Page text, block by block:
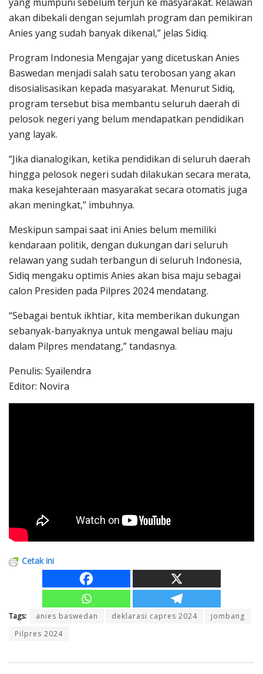
akan dibekali dengan sejumlah program dan pemikiran
Anies yang sudah banyak dikenal,” jelas Sidiq.
Program Indonesia Mengajar yang dicetuskan Anies
Baswedan menjadi salah satu terobosan yang akan
disosialisasikan kepada masyarakat. Menurut Sidiq,
program tersebut bisa membantu seluruh daerah di
pelosok negeri yang belum mendapatkan pendidikan
yang layak.
“Jika dianalogikan, ketika pendidikan di seluruh daerah
hingga pelosok negeri sudah dilakukan secara merata,
maka kesejahteraan masyarakat secara otomatis juga
akan meningkat,” imbuhnya.
Meskipun sampai saat ini Anies belum memiliki
kendaraan politik, dengan dukungan dari seluruh
relawan yang sudah terbangun di seluruh Indonesia,
Sidiq mengaku optimis Anies akan bisa maju sebagai
calon Presiden pada Pilpres 2024 mendatang.
“Sebagai bentuk ikhtiar, kita memberikan dukungan
sebanyak-banyaknya untuk mengawal beliau maju
dalam Pilpres mendatang,” tandasnya.
Penulis: Syailendra
Editor: Novira
Cetak ini
Tags: anies baswedan deklarasi capres 2024
jombang
Pilpres 2024